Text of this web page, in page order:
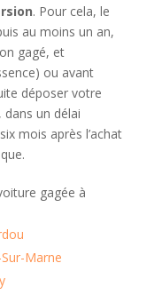
. Pour cela, le
au moins un an,
gagé, et
ou avant
déposer votre
un délai
mois après l’achat
gagée à
Marne